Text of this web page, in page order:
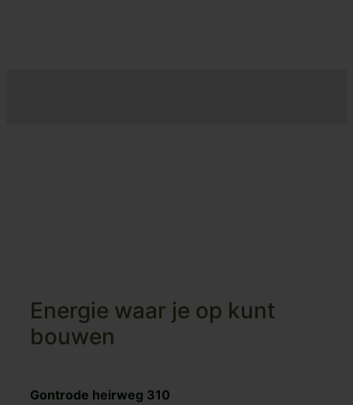
Energie waar je op kunt
bouwen
Gontrode heirweg 310